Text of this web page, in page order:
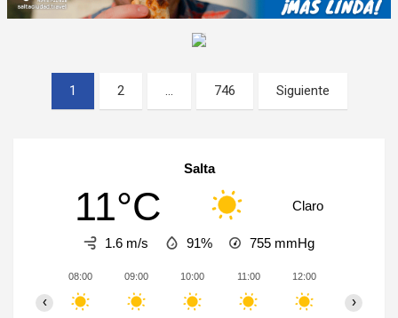
Paginación
1 2 … 746 Siguiente
Salta
11°C Claro
1.6 m/s 91% 755 mmHg
08:00 09:00 10:00 11:00 12:00
‹ ›